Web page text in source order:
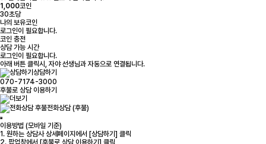
1,000코인
30초당
나의 보유코인
로그인이 필요합니다.
코인 충전
상담 가능 시간
로그인이 필요합니다.
아래 버튼 클릭시, 자야 선생님과 자동으로 연결됩니다.
상담하기
070-7174-3000
후불로 상담 이용하기
전화상담 (후불)
이용방법 (모바일 기준)
1. 원하는 상담사 상세페이지에서 [상담하기] 클릭
2. 팝업창에서 [후불로 상담 이용하기] 클릭